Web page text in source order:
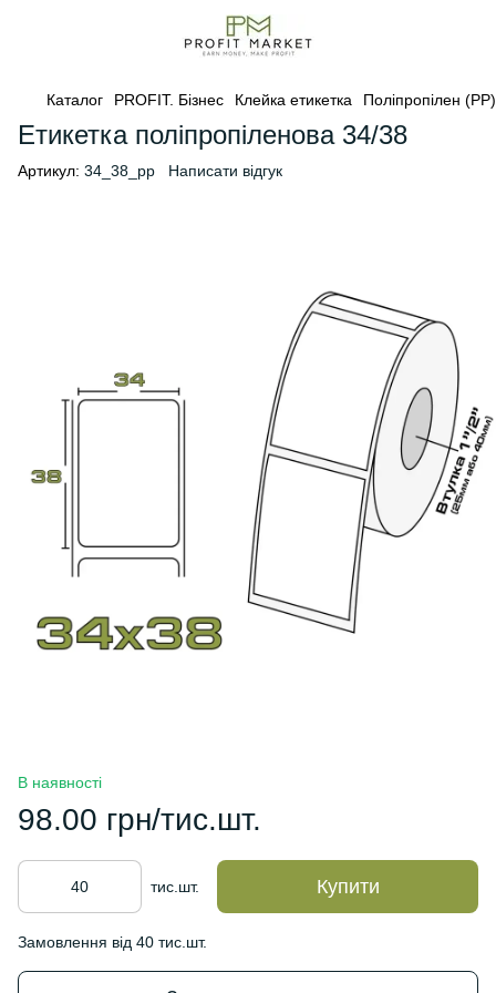
Каталог PROFIT. Бізнес Клейка етикетка Поліпропілен (PP)
Етикетка поліпропіленова 34/38
Артикул: 34_38_pp Написати відгук
В наявності
98.00 грн/тис.шт.
тис.шт. Купити
Замовлення від 40 тис.шт.